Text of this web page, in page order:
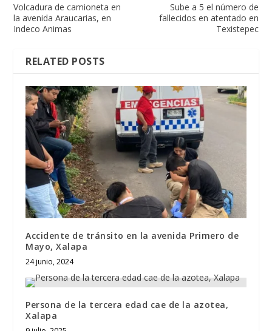
Volcadura de camioneta en
la avenida Araucarias, en
Indeco Animas
Sube a 5 el número de
fallecidos en atentado en
Texistepec
RELATED POSTS
Accidente de tránsito en la avenida Primero de
Mayo, Xalapa
24 junio, 2024
Persona de la tercera edad cae de la azotea,
Xalapa